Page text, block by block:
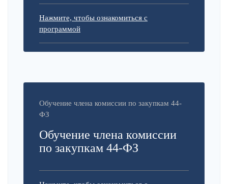
Нажмите, чтобы ознакомиться с
программой
Обучение члена комиссии по закупкам 44-
ФЗ
Обучение члена комиссии
по закупкам 44-ФЗ